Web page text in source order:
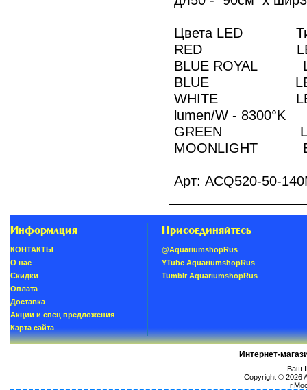
Цвета
RED LED
BLUE ROYAL
BLUE LED
WHITE
lumen/W - 8300°K
GREEN
MOONLIGHT
Арт: ACQ520-50-
Информация
КОНТАКТЫ
О нас
Скидки
Oплатa
Доставка
Акции и спец предложения
Карта сайта
Присоединяйтесь
@AquariumshopRus
YTube AquariumshopRus
Tumblr AquariumshopRus
Интернет-
Ваш
Copyright © 2026